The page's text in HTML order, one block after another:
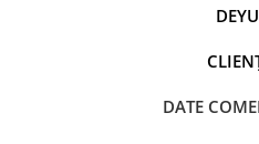
DEYU
DATE